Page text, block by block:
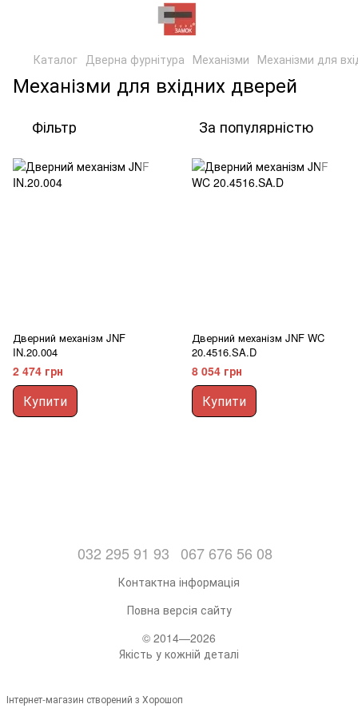
Каталог Дверна фурнітура Механізми Механізми для
Механізми для вхідних дверей
Фільтр За популярністю
Дверний механізм JNF
IN.20.004
2 474 грн
Купити
Дверний механізм JNF WC
20.4516.SA.D
8 054 грн
Купити
032 295 91 93 067 676 56 08
Контактна інформація
Повна версія сайту
© 2014—2026
Якість у кожній деталі
Інтернет-магазин створений з Хорошоп